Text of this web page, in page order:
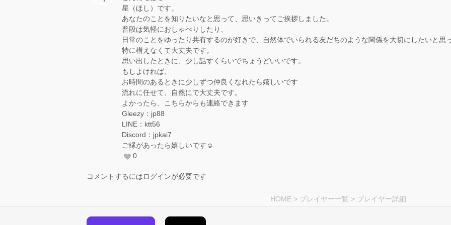
星（ほし）です。
あなたのことを知りたいなと思って、思いきってご挨拶しました。
普段は気軽におしゃべりしたり、
日常のことをゆったり共有するのが好きで、自然体でいられる友だちのような関係を大切にしたいと思
特に構えなくて大丈夫です。
思い出したときに、少し話すくらいでちょうどいいです。
もしよければ、
お時間のあるときに少しずつ仲良くなれたら嬉しいです
流れに任せて、自然にで大丈夫です。
よかったら、こちらからも連絡できます
Gleezy：jp88
LINE：ktt56
Discord：jpkai7
ご縁があったら嬉しいです☺️
0
コメントするにはログインが必要です
HOME > プレイヤー一覧 > プレイヤー詳細